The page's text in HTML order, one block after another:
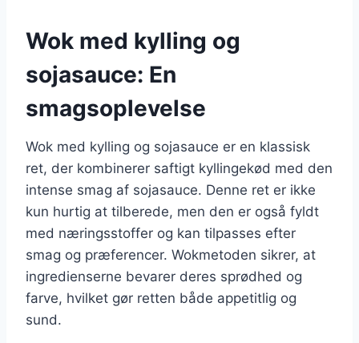
Wok med kylling og
sojasauce: En
smagsoplevelse
Wok med kylling og sojasauce er en klassisk
ret, der kombinerer saftigt kyllingekød med den
intense smag af sojasauce. Denne ret er ikke
kun hurtig at tilberede, men den er også fyldt
med næringsstoffer og kan tilpasses efter
smag og præferencer. Wokmetoden sikrer, at
ingredienserne bevarer deres sprødhed og
farve, hvilket gør retten både appetitlig og
sund.